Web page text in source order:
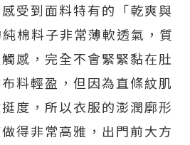
受到面料特有的「乾爽與
棉料子非常薄軟透氣，質
感，完全不會緊緊黏在肚
料輕盈，但因為直條紋肌
度，所以衣服的澎潤廓形
得非常高雅，出門前大方